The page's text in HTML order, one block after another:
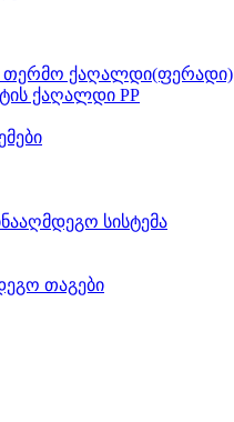
თერმო ქაღალდი(ფერადი)
ქაღალდი PP
სისტემა
თაგები